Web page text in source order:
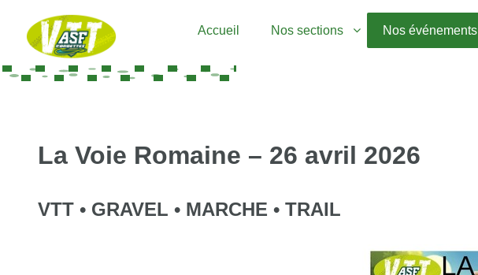
Accueil Nos sections Nos événements
La Voie Romaine – 26 avril 2026
VTT • GRAVEL • MARCHE • TRAIL